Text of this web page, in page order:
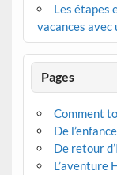
Les étapes
vacances avec
Pages
Comment
De
De retour
L’aventure